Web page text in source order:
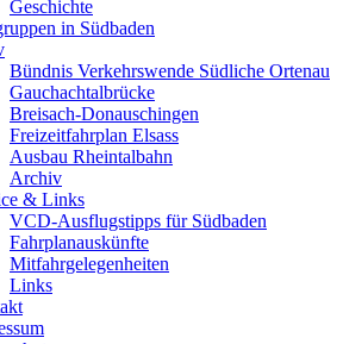
Geschichte
in Südbaden
Bündnis Verkehrswende Südliche Ortenau
Gauchachtalbrücke
Breisach-Donauschingen
Freizeitfahrplan Elsass
Ausbau Rheintalbahn
Archiv
& Links
VCD-Ausflugstipps für Südbaden
Fahrplanauskünfte
Mitfahrgelegenheiten
Links